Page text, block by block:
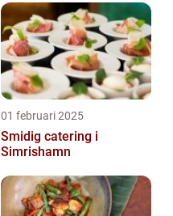
01 februari 2025
Smidig catering i
Simrishamn